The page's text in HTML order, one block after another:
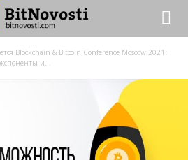
Blockchain & Bitcoin Conference Moscow 2021:
и...